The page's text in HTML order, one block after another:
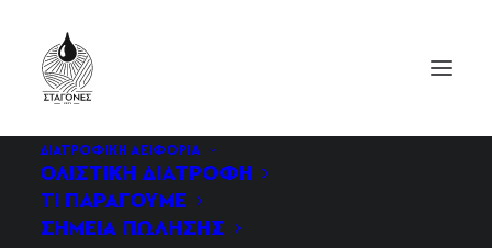
ΔΙΑΤΡΟΦΙΚΉ ΑΕΙΦΟΡΊΑ
ΟΛΙΣΤΙΚΗ ΔΙΑΤΡΟΦΗ
ΤΙ ΠΑΡΑΓΟΥΜΕ
ΣΗΜΕΙΑ ΠΩΛΗΣΗΣ